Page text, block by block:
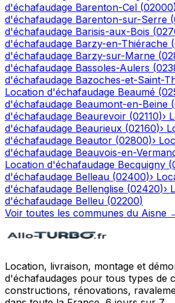
d'échafaudage Barenton-Cel (02000
d'échafaudage Barenton-sur-Serre (
d'échafaudage Barisis-aux-Bois (
d'échafaudage Barzy-en-Thiérache (
d'échafaudage Barzy-sur-Marne (
d'échafaudage Bassoles-Aulers (
d'échafaudage Bazoches-et-Saint-
Location d'échafaudage Beaumé (
d'échafaudage Beaumont-en-Beine (
d'échafaudage Beaurevoir (02110)›
d'échafaudage Beaurieux (02160)›
d'échafaudage Beautor (02800)›
d'échafaudage Beauvois-en-
Location d'échafaudage Becquigny (
d'échafaudage Belleau (02400)›
d'échafaudage Bellenglise (02420)›
d'échafaudage Belleu (02200)
Voir toutes les communes du Aisne
Location, livraison, montage et
d'échafaudages pour tous types de
constructions, rénovations,